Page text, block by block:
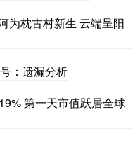
为枕古村新生 云端呈阳
：遗漏分析
第一天市值跃居全球